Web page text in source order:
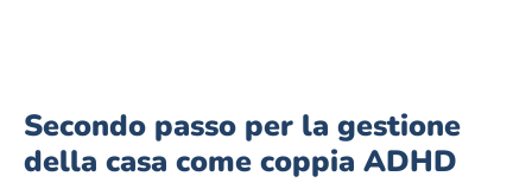
Secondo passo per la gestione
della casa come coppia ADHD